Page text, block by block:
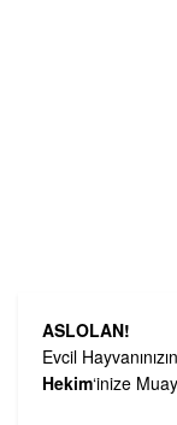
ASLOLAN!
Evcil
Hekim‘inize